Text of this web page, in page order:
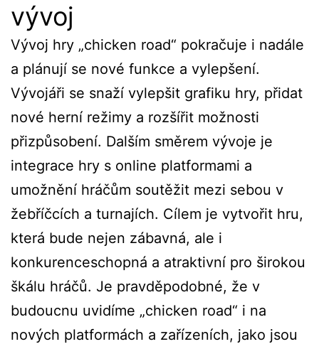
vývoj
Vývoj hry „chicken road“ pokračuje i nadále
a plánují se nové funkce a vylepšení.
Vývojáři se snaží vylepšit grafiku hry, přidat
nové herní režimy a rozšířit možnosti
přizpůsobení. Dalším směrem vývoje je
integrace hry s online platformami a
umožnění hráčům soutěžit mezi sebou v
žebříčcích a turnajích. Cílem je vytvořit hru,
která bude nejen zábavná, ale i
konkurenceschopná a atraktivní pro širokou
škálu hráčů. Je pravděpodobné, že v
budoucnu uvidíme „chicken road“ i na
nových platformách a zařízeních, jako jsou